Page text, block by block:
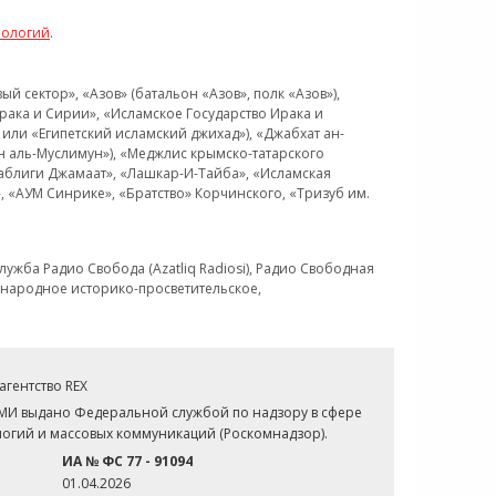
.
«Азов» (батальон «Азов», полк «Азов»),
и Сирии», «Исламское Государство Ирака и
«Египетский исламский джихад»), «Джабхат ан-
Муслимун»), «Меджлис крымско-татарского
Джамаат», «Лашкар-И-Тайба», «Исламская
Синрике», «Братство» Корчинского, «Тризуб им.
Радио Свобода (Azatliq Radiosi), Радио Свободная
историко-просветительское,
REX
выдано Федеральной службой по надзору в сфере
и массовых коммуникаций (Роскомнадзор).
ИА № ФС 77 - 91094
01.04.2026